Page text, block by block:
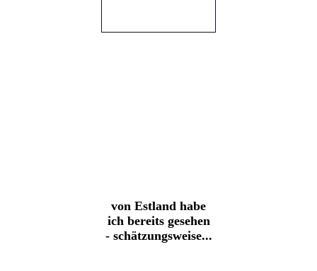
von Estland habe
ich bereits gesehen
- schätzungsweise...